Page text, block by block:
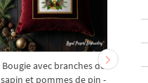
Bougie avec branches de
sapin et pommes de pin -